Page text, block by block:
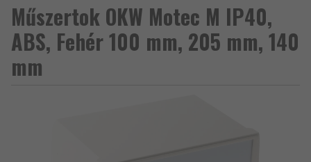
Műszertok OKW Motec M IP40,
ABS, Fehér 100 mm, 205 mm, 140
mm